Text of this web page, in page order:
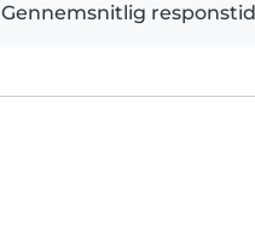
Gennemsnitlig responstid